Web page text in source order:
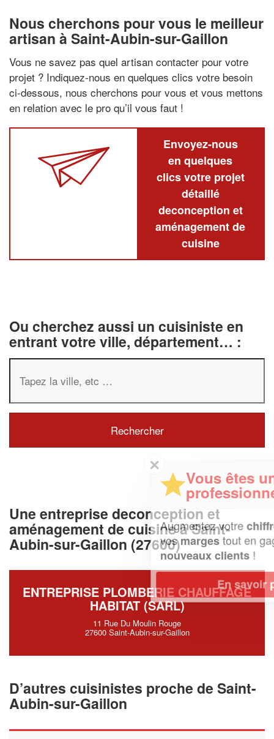
Nous cherchons pour vous le meilleur
artisan à Saint-Aubin-sur-Gaillon
Vous ne savez pas quel artisan contacter pour votre
projet ? Indiquez-nous en quelques clics votre besoin
ci-dessous, nous cherchons pour vous et vous mettons
en relation avec le pro qu’il vous faut !
Envoyez-nous
en quelques
clics votre projet
détaillé
deconception et
aménagement de
cuisine
Ou cherchez aussi un cuisiniste en
entrant votre ville, département… :
Une entreprise deconception et
aménagement de cuisine à Saint-
Aubin-sur-Gaillon (27600)
ENTREPRISE PLOMBERIE CHAUFFAGE
HABITAT (SARL)
11 Rue Du Moulin Rouge
27600 Saint-Aubin-sur-Gaillon
D’autres cuisinistes proche de Saint-
Aubin-sur-Gaillon
Vous êtes un
professionnel ?
Augmentez votrechiffre d'affaireset
vosmargestout en gagnant de
nouveaux clients!
En savoir plus